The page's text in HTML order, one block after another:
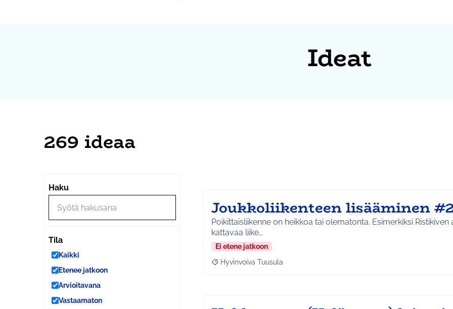
Ideat
269 ideaa
Haku
Tila
Kaikki
Etenee jatkoon
Arvioitavana
Vastaamaton
−
Joukkoliikenteen lisääminen
Poikittaisliikenne on heikkoa tai olematonta. Esimerkiksi Ristikiven alueelle ei ole
kattavaa liike…
Ei etene jatkoon
Rajaa tulokset aihepiirin mukaan: Hyvinvoiva Tuusula
Hyvinvoiva Tuusula